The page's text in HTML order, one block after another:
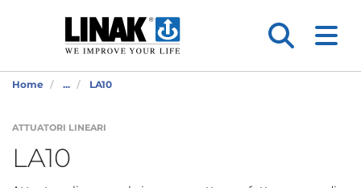
Home ... LA10
ATTUATORI LINEARI
LA10